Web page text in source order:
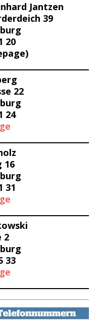
Jantzen
39
20
22
24
16
31
2
33